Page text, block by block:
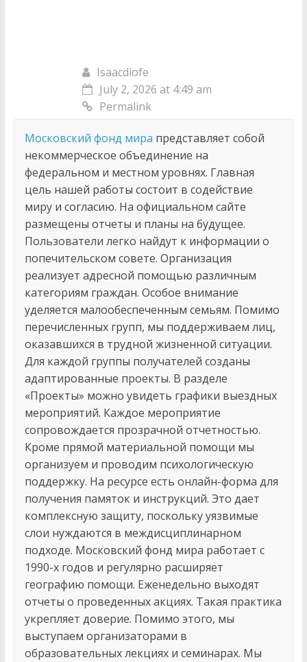
Isaacdiofe
July 2, 2026 at 4:49 am
Permalink
Московский фонд мира представляет собой
некоммерческое объединение на
федеральном и местном уровнях. Главная
цель нашей работы состоит в содействие
миру и согласию. На официальном сайте
размещены отчеты и планы на будущее.
Пользователи легко найдут к информации о
попечительском совете. Организация
реализует адресной помощью различным
категориям граждан. Особое внимание
уделяется малообеспеченным семьям. Помимо
перечисленных групп, мы поддерживаем лиц,
оказавшихся в трудной жизненной ситуации.
Для каждой группы получателей созданы
адаптированные проекты. В разделе
«Проекты» можно увидеть графики выездных
мероприятий. Каждое мероприятие
сопровождается прозрачной отчетностью.
Кроме прямой материальной помощи мы
организуем и проводим психологическую
поддержку. На ресурсе есть онлайн-форма для
получения памяток и инструкций. Это дает
комплексную защиту, поскольку уязвимые
слои нуждаются в междисциплинарном
подходе. Московский фонд мира работает с
1990-х годов и регулярно расширяет
географию помощи. Еженедельно выходят
отчеты о проведенных акциях. Такая практика
укрепляет доверие. Помимо этого, мы
выступаем организаторами в
образовательных лекциях и семинарах. Мы